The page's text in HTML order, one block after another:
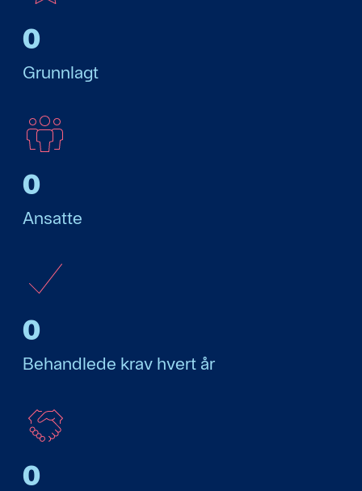
0
Grunnlagt
0
Ansatte
0
Behandlede krav hvert år
0